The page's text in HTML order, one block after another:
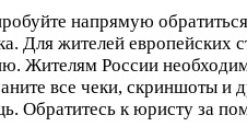
напрямую
Для жителей европейских
Жителям России
все чеки, скриншоты и
Обратитесь к юристу за